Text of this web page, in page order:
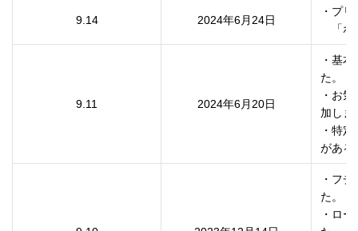
9.14 2024年6月24日
・プ
「ホ
9.11 2024年6月20日
・基
た。
・お
加しま
・特
・フ
た。
・ロ